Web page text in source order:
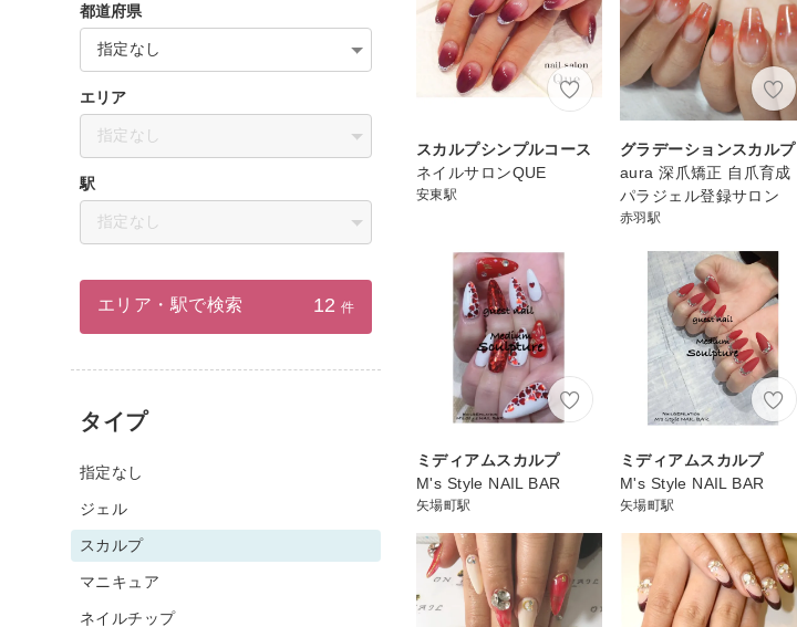
スカルプシンプルコース
ネイルサロンQUE
安東駅
グラデーションスカルプ
aura 深爪矯正 自爪育成
パラジェル登録サロン
赤羽駅
ミディアムスカルプ
M's Style NAIL BAR
矢場町駅
ミディアムスカルプ
M's Style NAIL BAR
矢場町駅
都道府県
指定なし
エリア
指定なし
駅
指定なし
エリア・駅で検索 12 件
タイプ
指定なし
ジェル
スカルプ
マニキュア
ネイルチップ